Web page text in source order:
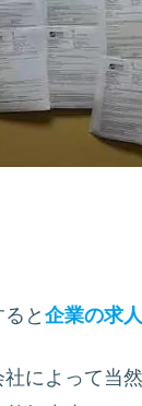
と 企業の求
によって当